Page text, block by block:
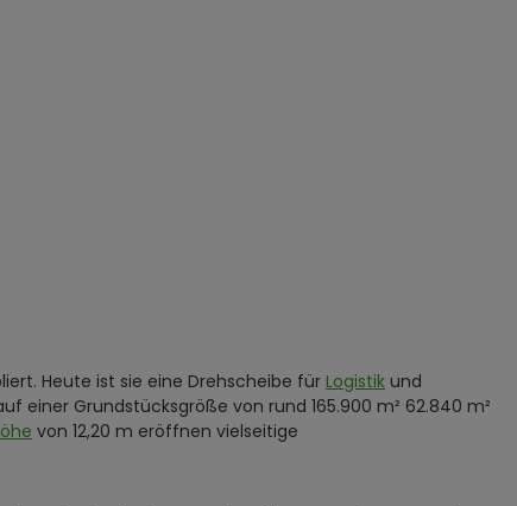
Heute ist sie eine Drehscheibe für Logistik und
einer Grundstücksgröße von rund 165.900 m² 62.840 m²
von 12,20 m eröffnen vielseitige